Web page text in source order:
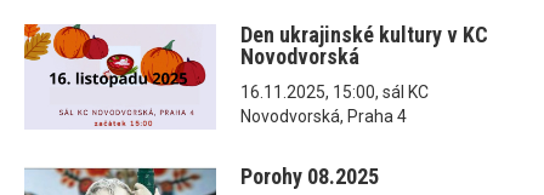
Den ukrajinské kultury v KC
Novodvorská
16.11.2025, 15:00, sál KC
Novodvorská, Praha 4
Porohy 08.2025